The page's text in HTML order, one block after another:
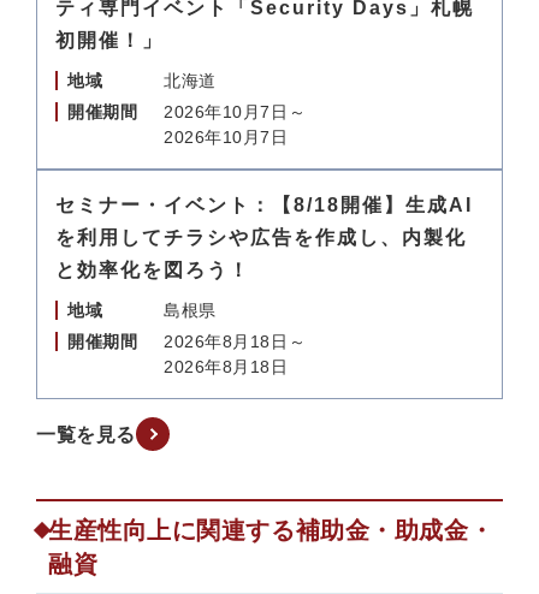
ティ専門イベント「Security Days」札幌
初開催！」
地域
北海道
開催期間
2026年10月7日～
2026年10月7日
セミナー・イベント：【8/18開催】生成AI
を利用してチラシや広告を作成し、内製化
と効率化を図ろう！
地域
島根県
開催期間
2026年8月18日～
2026年8月18日
一覧を見る
生産性向上に関連する補助金・助成金・
融資